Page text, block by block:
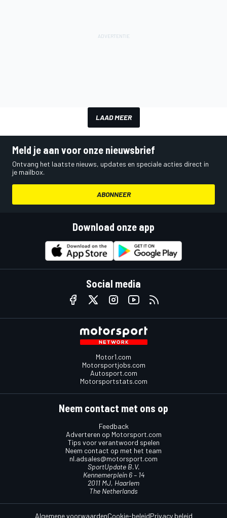
LAAD MEER
Meld je aan voor onze nieuwsbrief
Ontvang het laatste nieuws, updates en speciale acties direct in
je mailbox.
ABONNEER
Download onze app
Social media
Motor1.com
Motorsportjobs.com
Autosport.com
Motorsportstats.com
Neem contact met ons op
Feedback
Adverteren op Motorsport.com
Tips voor verantwoord spelen
Neem contact op met het team
nl.adsales@motorsport.com
SportUpdate B.V.
Kennemerplein 6 – 14
2011 MJ, Haarlem
The Netherlands
Algemene voorwaardenCookie-beleidPrivacy beleid